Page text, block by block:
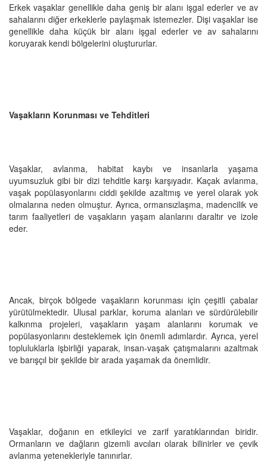
Erkek vaşaklar genellikle daha geniş bir alanı işgal ederler ve av
sahalarını diğer erkeklerle paylaşmak istemezler. Dişi vaşaklar ise
genellikle daha küçük bir alanı işgal ederler ve av sahalarını
koruyarak kendi bölgelerini oluştururlar.
Vaşakların Korunması ve Tehditleri
Vaşaklar, avlanma, habitat kaybı ve insanlarla yaşama
uyumsuzluk gibi bir dizi tehditle karşı karşıyadır. Kaçak avlanma,
vaşak popülasyonlarını ciddi şekilde azaltmış ve yerel olarak yok
olmalarına neden olmuştur. Ayrıca, ormansızlaşma, madencilik ve
tarım faaliyetleri de vaşakların yaşam alanlarını daraltır ve izole
eder.
Ancak, birçok bölgede vaşakların korunması için çeşitli çabalar
yürütülmektedir. Ulusal parklar, koruma alanları ve sürdürülebilir
kalkınma projeleri, vaşakların yaşam alanlarını korumak ve
popülasyonlarını desteklemek için önemli adımlardır. Ayrıca, yerel
topluluklarla işbirliği yaparak, insan-vaşak çatışmalarını azaltmak
ve barışçıl bir şekilde bir arada yaşamak da önemlidir.
Vaşaklar, doğanın en etkileyici ve zarif yaratıklarından biridir.
Ormanların ve dağların gizemli avcıları olarak bilinirler ve çevik
avlanma yetenekleriyle tanınırlar.